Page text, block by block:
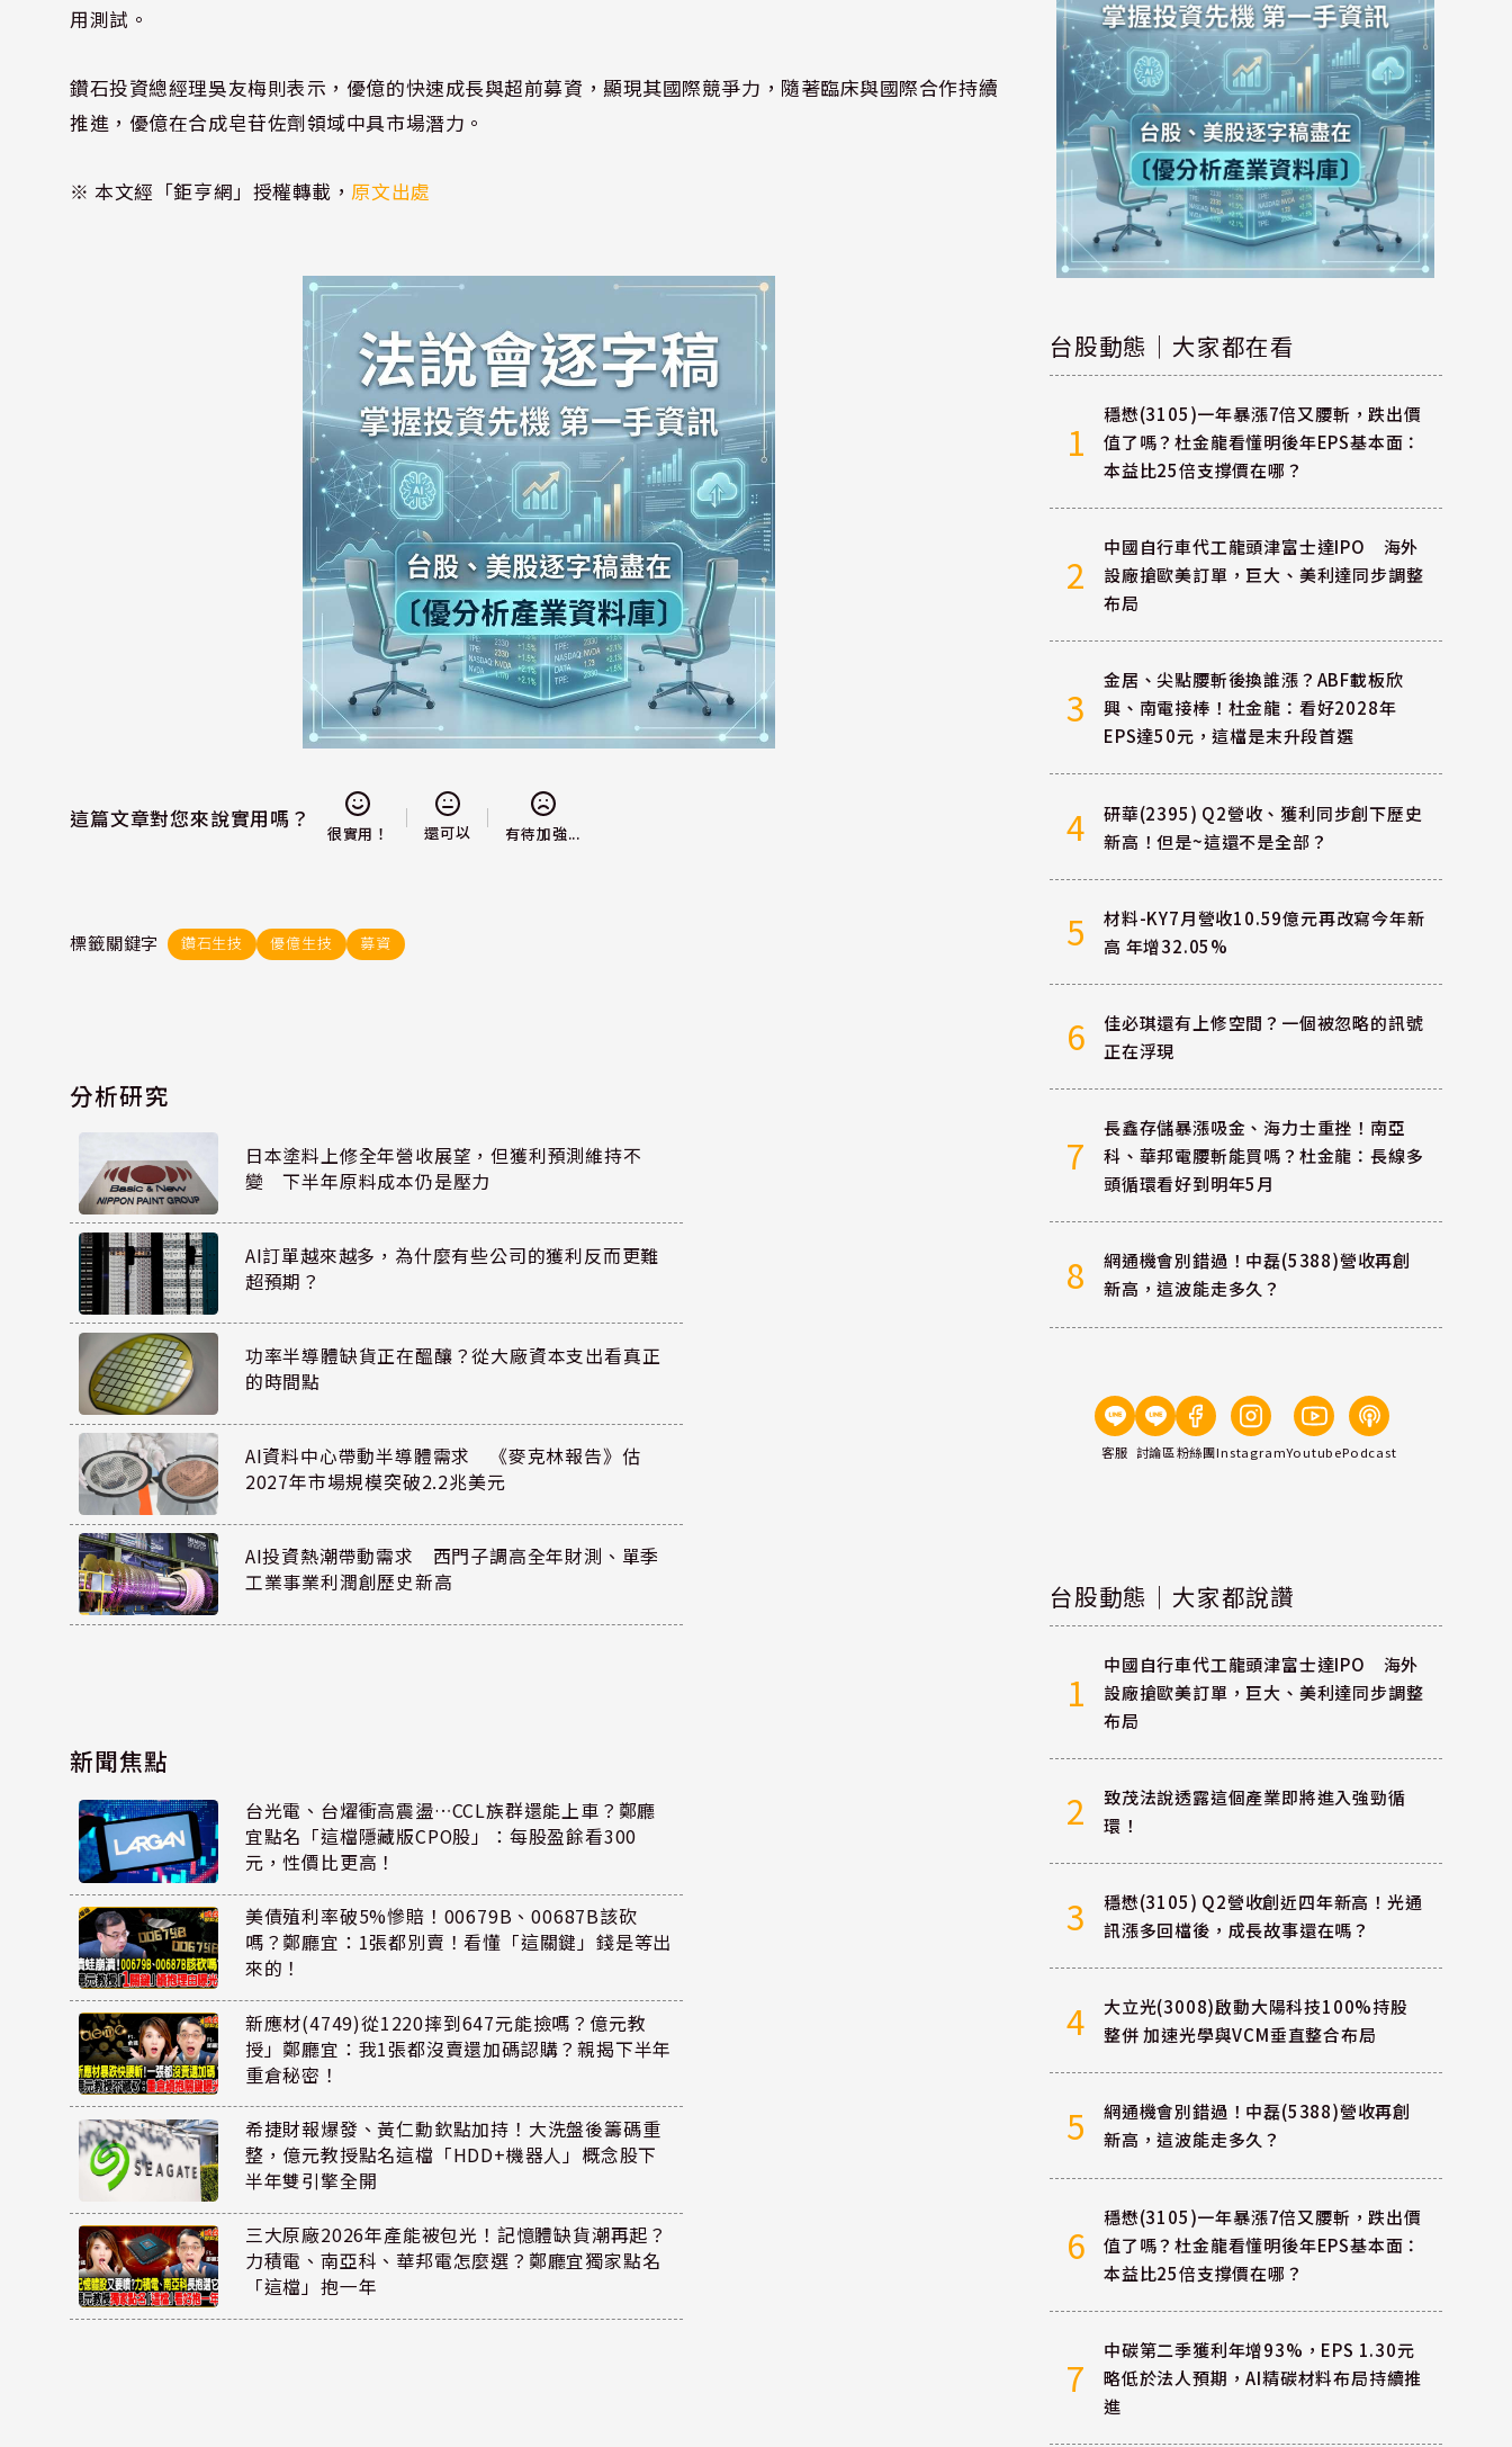
用測試。
鑽石投資總經理吳友梅則表示，優億的快速成長與超前募資，顯現其國際競爭力，隨著臨床與國際合作持續
推進，優億在合成皂苷佐劑領域中具市場潛力。
※ 本文經「鉅亨網」授權轉載，原文出處
這篇文章對您來說實用嗎？
很實用！ 還可以 有待加強...
標籤關鍵字 鑽石生技 優億生技 募資
分析研究
日本塗料上修全年營收展望，但獲利預測維持不
變 下半年原料成本仍是壓力
AI訂單越來越多，為什麼有些公司的獲利反而更難
超預期？
功率半導體缺貨正在醞釀？從大廠資本支出看真正
的時間點
AI資料中心帶動半導體需求 《麥克林報告》估
2027年市場規模突破2.2兆美元
AI投資熱潮帶動需求 西門子調高全年財測、單季
工業事業利潤創歷史新高
新聞焦點
台光電、台燿衝高震盪…CCL族群還能上車？鄭廳
宜點名「這檔隱藏版CPO股」：每股盈餘看300
元，性價比更高！
美債殖利率破5%慘賠！00679B、00687B該砍
嗎？鄭廳宜：1張都別賣！看懂「這關鍵」錢是等出
來的！
新應材(4749)從1220摔到647元能撿嗎？億元教
授」鄭廳宜：我1張都沒賣還加碼認購？親揭下半年
重倉秘密！
希捷財報爆發、黃仁勳欽點加持！大洗盤後籌碼重
整，億元教授點名這檔「HDD+機器人」概念股下
半年雙引擎全開
三大原廠2026年產能被包光！記憶體缺貨潮再起？
力積電、南亞科、華邦電怎麼選？鄭廳宜獨家點名
「這檔」抱一年
台股動態｜大家都在看
1
穩懋(3105)一年暴漲7倍又腰斬，跌出價
值了嗎？杜金龍看懂明後年EPS基本面：
本益比25倍支撐價在哪？
2
中國自行車代工龍頭津富士達IPO 海外
設廠搶歐美訂單，巨大、美利達同步調整
布局
3
金居、尖點腰斬後換誰漲？ABF載板欣
興、南電接棒！杜金龍：看好2028年
EPS達50元，這檔是末升段首選
4
研華(2395) Q2營收、獲利同步創下歷史
新高！但是~這還不是全部？
5
材料-KY7月營收10.59億元再改寫今年新
高 年增32.05%
6
佳必琪還有上修空間？一個被忽略的訊號
正在浮現
7
長鑫存儲暴漲吸金、海力士重挫！南亞
科、華邦電腰斬能買嗎？杜金龍：長線多
頭循環看好到明年5月
8
網通機會別錯過！中磊(5388)營收再創
新高，這波能走多久？
客服 討論區粉絲團InstagramYoutubePodcast
台股動態｜大家都說讚
1
中國自行車代工龍頭津富士達IPO 海外
設廠搶歐美訂單，巨大、美利達同步調整
布局
2
致茂法說透露這個產業即將進入強勁循
環！
3
穩懋(3105) Q2營收創近四年新高！光通
訊漲多回檔後，成長故事還在嗎？
4
大立光(3008)啟動大陽科技100%持股
整併 加速光學與VCM垂直整合布局
5
網通機會別錯過！中磊(5388)營收再創
新高，這波能走多久？
6
穩懋(3105)一年暴漲7倍又腰斬，跌出價
值了嗎？杜金龍看懂明後年EPS基本面：
本益比25倍支撐價在哪？
7
中碳第二季獲利年增93%，EPS 1.30元
略低於法人預期，AI精碳材料布局持續推
進